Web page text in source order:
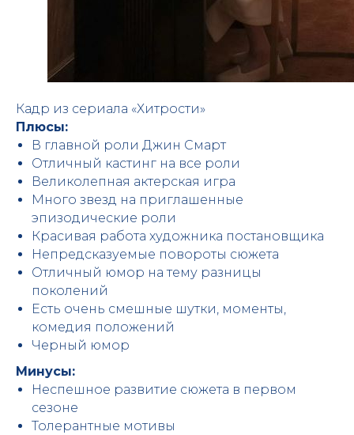
Кадр из сериала «Хитрости»
Плюсы:
В главной роли Джин Смарт
Отличный кастинг на все роли
Великолепная актерская игра
Много звезд на приглашенные
эпизодические роли
Красивая работа художника постановщика
Непредсказуемые повороты сюжета
Отличный юмор на тему разницы
поколений
Есть очень смешные шутки, моменты,
комедия положений
Черный юмор
Минусы:
Неспешное развитие сюжета в первом
сезоне
Толерантные мотивы